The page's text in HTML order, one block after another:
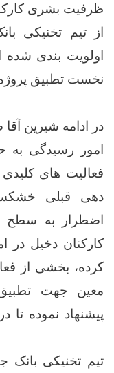
ظرفیت بشری
از تیم تخنیکی
اولویت بندی شده
نخست تطبیق پروژه
در ادامه شیرین
امور رسیدگی به
فعالیت های
دهی قبلی
اضطرار به سطح
کارکنان دخیل در
کرده، بخشی از
معین جهت
پیشنهاد نموده تا
تیم تخنیکی بانک